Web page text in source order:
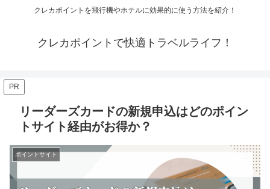
クレカポイントを飛行機やホテルに効果的に使う方法を紹介！
クレカポイントで快適トラベルライフ！
PR
リーダーズカードの新規申込はどのポイン
トサイト経由がお得か？
ポイントサイト